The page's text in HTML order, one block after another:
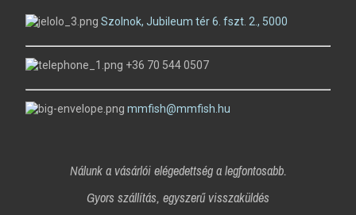
Szolnok, Jubileum tér 6. fszt. 2., 5000
+36 70 544 0507
mmfish@mmfish.hu
Nálunk a vásárlói elégedettség a legfontosabb.
Gyors szállítás, egyszerű visszaküldés